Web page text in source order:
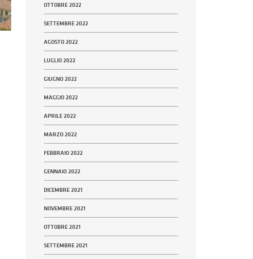
OTTOBRE 2022
SETTEMBRE 2022
AGOSTO 2022
LUGLIO 2022
GIUGNO 2022
MAGGIO 2022
APRILE 2022
MARZO 2022
FEBBRAIO 2022
GENNAIO 2022
DICEMBRE 2021
NOVEMBRE 2021
OTTOBRE 2021
SETTEMBRE 2021